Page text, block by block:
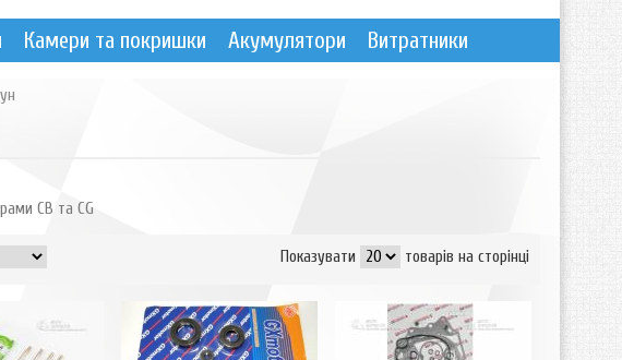
Камери та покришки Акумулятори Витратники
CB та CG
Показувати товарів на сторінці